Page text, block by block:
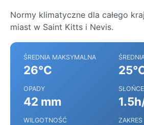
Normy klimatyczne dla całego
miast w Saint Kitts i Nevis.
ŚREDNIA MAKSYMALNA
26°C
OPADY
42 mm
SŁOŃCE
WILGOTNOŚĆ ZAKRES